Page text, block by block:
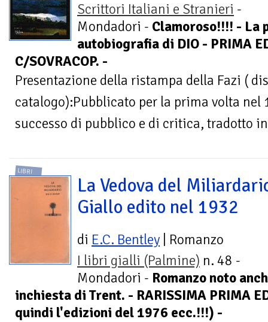
Scrittori Italiani e Stranieri -
Mondadori - Clamoroso!!!! - La
autobiografia di DIO - PRIMA
C/SOVRACOP. -
Presentazione della ristampa della Fazi (
catalogo):Pubblicato per la prima volta nel
successo di pubblico e di critica, tradotto
LIBRI
La Vedova del
Giallo edito nel 1932
di E.C. Bentley | Romanzo
I libri gialli (Palmine) n. 48 -
Mondadori - Romanzo noto
inchiesta di Trent. - RARISSIMA PRIMA
quindi l'edizioni del 1976 ecc.!!!) -